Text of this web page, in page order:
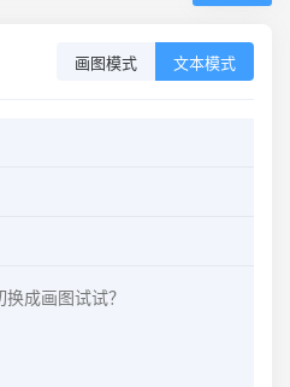
画图模式 文本模式